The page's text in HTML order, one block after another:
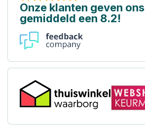
Onze klanten geven ons
gemiddeld een 8.2!